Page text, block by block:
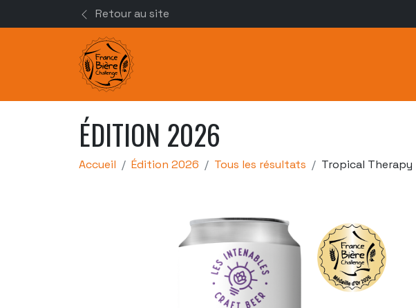
Retour au site
ÉDITION 2026
Accueil Édition 2026 Tous les résultats Tropical Therapy